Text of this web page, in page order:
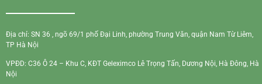
Địa chỉ: SN 36 , ngõ 69/1 phố Đại Linh, phường Trung Văn, quận Nam Từ Liêm,
TP Hà Nội
VPĐD: C36 Ô 24 – Khu C, KĐT Geleximco Lê Trọng Tấn, Dương Nội, Hà Đông, Hà
Nội